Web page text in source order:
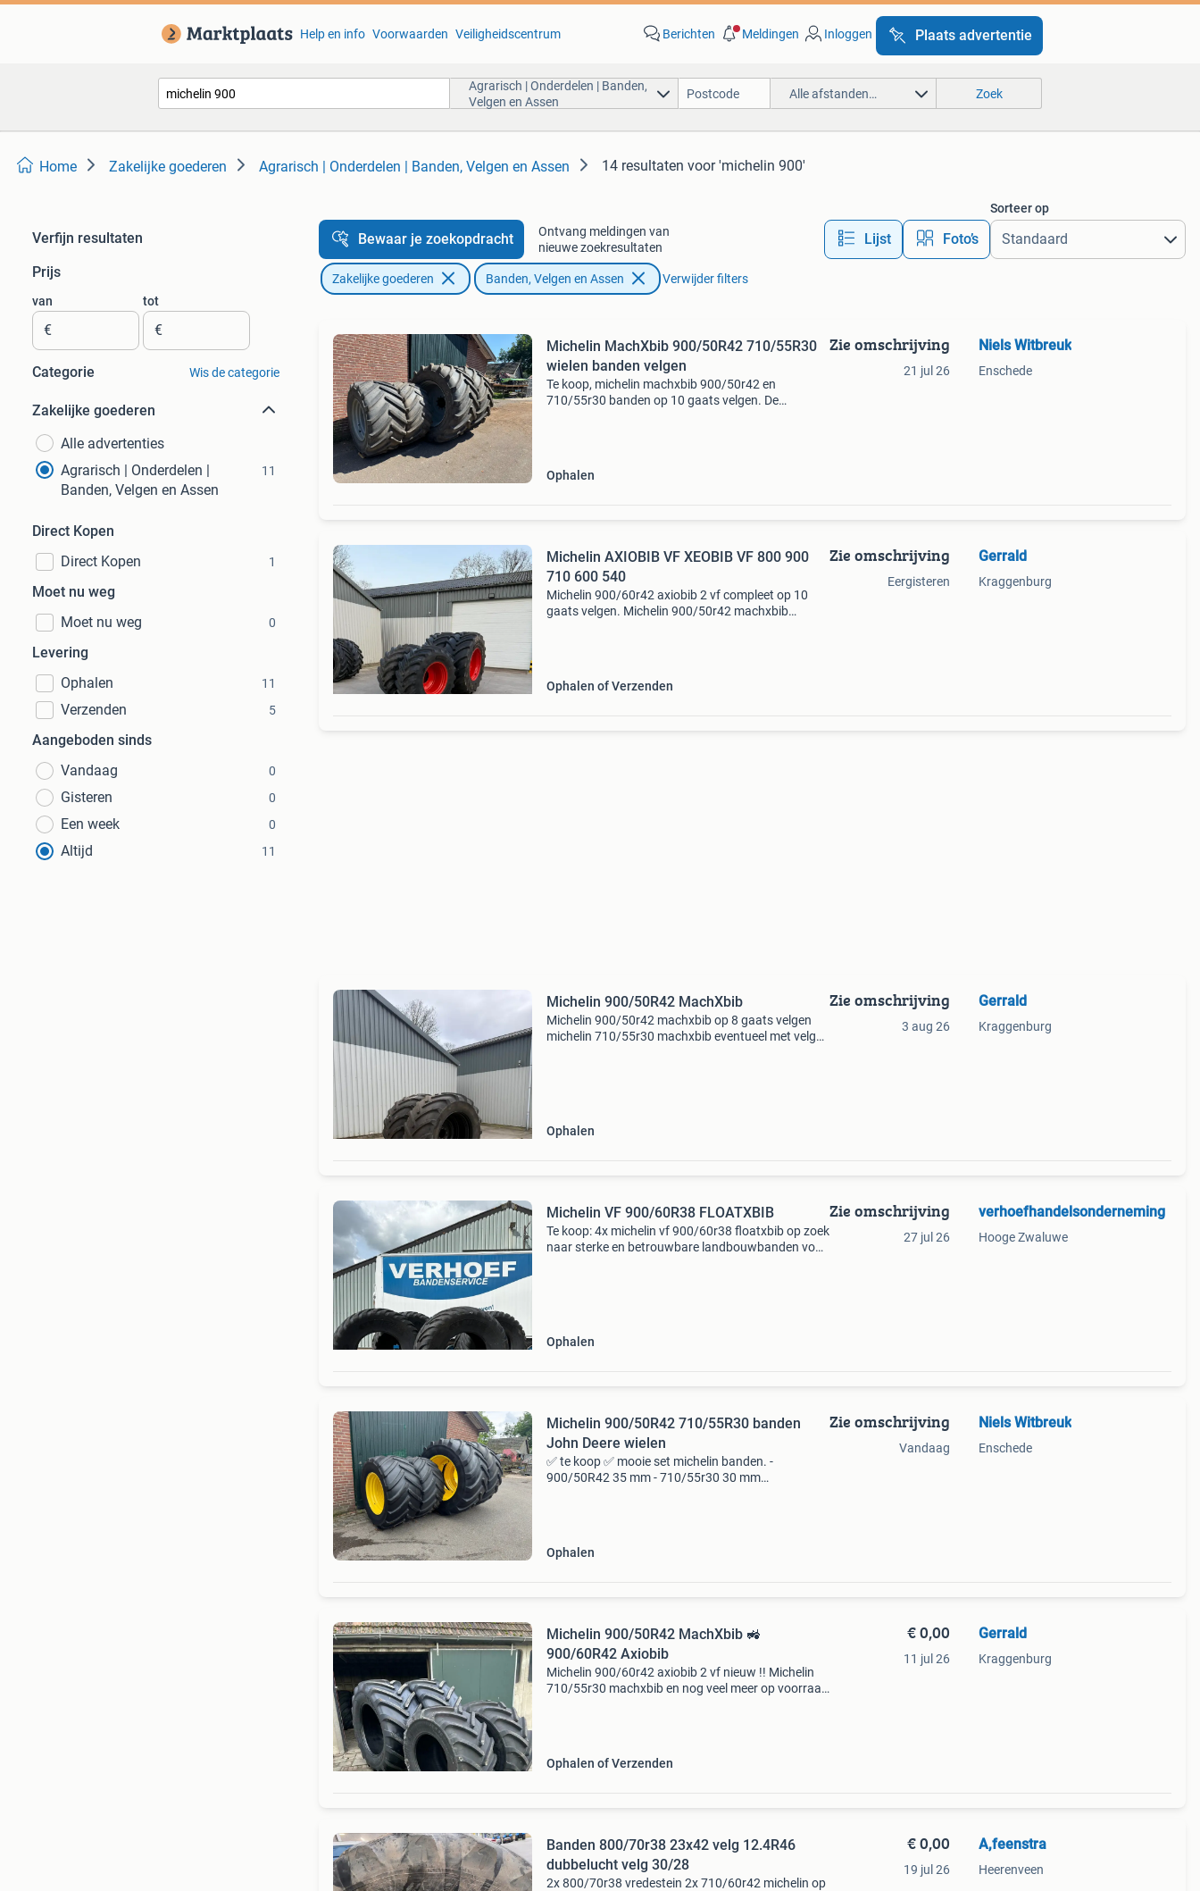
Help en info Voorwaarden Veiligheidscentrum Berichten Meldingen Inloggen Plaats advertentie
Agrarisch | Onderdelen | Banden,
Velgen en Assen
Alle afstanden… Zoek
Home Zakelijke goederen Agrarisch | Onderdelen | Banden, Velgen en Assen 14 resultaten voor 'michelin 900'
Verfijn resultaten
Prijs
van
€
tot
€
Categorie Wis de categorie
Zakelijke goederen
Alle advertenties
Agrarisch | Onderdelen |
Banden, Velgen en Assen
11
Direct Kopen
Direct Kopen
1
Moet nu weg
Moet nu weg
0
Levering
Ophalen
11
Verzenden 5
Aangeboden sinds
Vandaag
0
Gisteren 0
Een week 0
Altijd 11
Bewaar je zoekopdracht
Ontvang meldingen van
nieuwe zoekresultaten
Lijst Foto’s
Sorteer op
Zakelijke goederen Banden, Velgen en Assen Verwijder filters
Michelin MachXbib 900/50R42 710/55R30
wielen banden velgen
Te koop, michelin machxbib 900/50r42 en
710/55r30 banden op 10 gaats velgen. De
Ophalen
Zie omschrijving
21 jul 26
Niels Witbreuk
Enschede
Michelin AXIOBIB VF XEOBIB VF 800 900
710 600 540
Michelin 900/60r42 axiobib 2 vf compleet op 10
gaats velgen. Michelin 900/50r42 machxbib
Ophalen of Verzenden
Zie omschrijving
Eergisteren
Gerrald
Kraggenburg
Michelin 900/50R42 MachXbib
Michelin 900/50r42 machxbib op 8 gaats velgen
michelin 710/55r30 machxbib eventueel met velgen
Ophalen
Zie omschrijving
3 aug 26
Gerrald
Kraggenburg
Michelin VF 900/60R38 FLOATXBIB
Te koop: 4x michelin vf 900/60r38 floatxbib op zoek
naar sterke en betrouwbare landbouwbanden voor
Ophalen
Zie omschrijving
27 jul 26
verhoefhandelsonderneming
Hooge Zwaluwe
Michelin 900/50R42 710/55R30 banden
John Deere wielen
✅ te koop ✅ mooie set michelin banden. -
900/50R42 35 mm - 710/55r30 30 mm
Ophalen
Zie omschrijving
Vandaag
Niels Witbreuk
Enschede
Michelin 900/50R42 MachXbib 🚜
900/60R42 Axiobib
Michelin 900/60r42 axiobib 2 vf nieuw !! Michelin
710/55r30 machxbib en nog veel meer op voorraad
Ophalen of Verzenden
€ 0,00
11 jul 26
Gerrald
Kraggenburg
Banden 800/70r38 23x42 velg 12.4R46
dubbelucht velg 30/28
2x 800/70r38 vredestein 2x 710/60r42 michelin op
€ 0,00
19 jul 26
A,feenstra
Heerenveen